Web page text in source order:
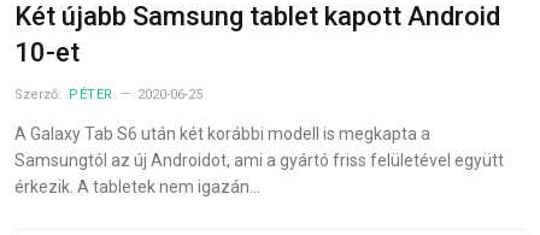
Két újabb Samsung tablet kapott Android
10-et
Szerző: PÉTER 2020-06-25
A Galaxy Tab S6 után két korábbi modell is megkapta a
Samsungtól az új Androidot, ami a gyártó friss felületével együtt
érkezik. A tabletek nem igazán…